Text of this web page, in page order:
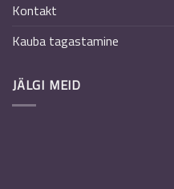
Kontakt
Kauba tagastamine
JÄLGI MEID